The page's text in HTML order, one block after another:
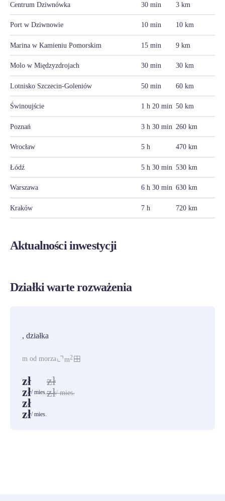
Centrum Dziwnówka 30 min 3 km
Port w Dziwnowie 10 min 10 km
Marina w Kamieniu Pomorskim 15 min 9 km
Molo w Międzyzdrojach 30 min 30 km
Lotnisko Szczecin-Goleniów 50 min 60 km
Świnoujście 1 h 20 min 50 km
Poznań 3 h 30 min 260 km
Wrocław 5 h 470 km
Łódź 5 h 30 min 530 km
Warszawa 6 h 30 min 630 km
Kraków 7 h 720 km
Aktualności inwestycji
Działki warte rozważenia
, działka
m od morza m2
zł
zł/ mies.
zł
zł/ mies.
zł
zł/ mies.